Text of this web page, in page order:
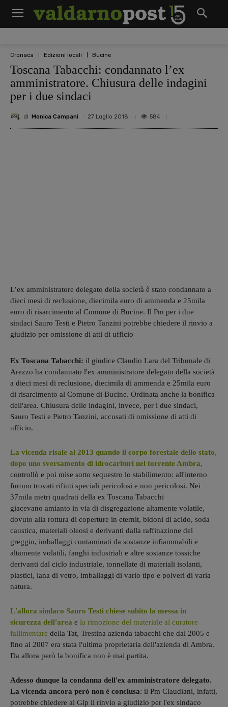
Cronaca Edizioni locali Bucine
Toscana Tabacchi: condannato l’ex
amministratore. Chiusura delle indagini
per i due sindaci
di Monica Campani 27 Luglio 2018 584
L’ex amministratore delegato della società è stato condannato a
dieci mesi di reclusione, diecimila euro di ammenda e 25mila
euro di risarcimento al Comune di Bucine. Il Pm per i due
sindaci Sauro Testi e Pietro Tanzini potrebbe chiedere il rinvio a
giudizio per omissione di atti di ufficio
Ex Toscana Tabacchi: il giudice Claudio Lara del Tribunale di
Arezzo ha condannato l'ex amministratore delegato della società
a dieci mesi di reclusione, diecimila di ammenda e 25mila euro
di risarcimento al Comune di Bucine. Ordinata anche la bonifica
dell'area. Chiusura delle indagini, invece, per i due sindaci,
Sauro Testi e Pietro Tanzini, accusati di omissione di atti di
ufficio.
La vicenda risale al 2013 quando il corpo forestale dello stato,
dopo uno sversamento di idrocarburi nel torrente Ambra,
controllò e poi mise sotto sequestro lo stabilimento: all'interno
furono trovati rifiuti speciali pericolosi e non pericolosi. Nei
37mila metri quadrati della ex Toscana Tabacchi
giacevano amianto in via di disgregazione altamente volatile,
dovuto alla rottura di coperture in eternit, bidoni di acido, soda
caustica, materiali oleosi e derivanti dalla raffinazione del
greggio, imballaggi contaminati da sostanze infiammabili e
altamente volatili, fanghi industriali e altre sostanze tossiche
derivanti dal ciclo industriale, tonnellate di materiali isolanti,
plastici, lana di vetro, imballaggi di vario tipo e polveri di varia
natura.
L'allora sindaco Sauro Testi chiese subito la messa in
sicurezza dell'area e la rimozione del materiale al curatore
fallimentare della Tat, Trestina azienda tabacchi che dal 2005 e
fino al 2007 era stata l'ultima proprietaria dell'azienda di Ambra.
Da allora però la bonifica non è mai partita.
Adesso dunque la condanna dell'ex amministratore delegato.
La vicenda ancora però non è conclusa: il Pm Claudiani, infatti,
potrebbe chiedere al Gip il rinvio a giudizio per l'ex sindaco